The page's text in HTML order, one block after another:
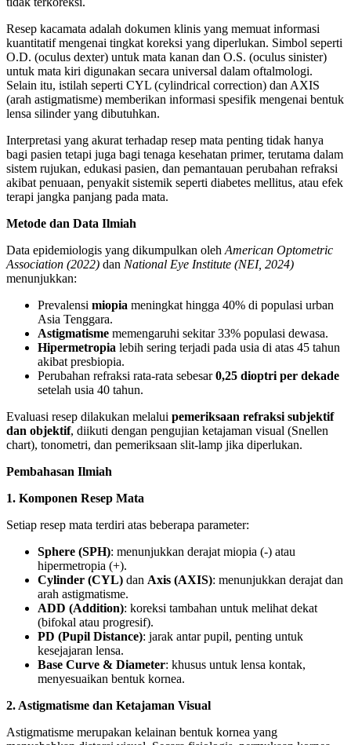
Resep kacamata adalah dokumen klinis yang memuat informasi
kuantitatif mengenai tingkat koreksi yang diperlukan. Simbol seperti
O.D. (oculus dexter) untuk mata kanan dan O.S. (oculus sinister)
untuk mata kiri digunakan secara universal dalam oftalmologi.
Selain itu, istilah seperti CYL (cylindrical correction) dan AXIS
(arah astigmatisme) memberikan informasi spesifik mengenai bentuk
lensa silinder yang dibutuhkan.
Interpretasi yang akurat terhadap resep mata penting tidak hanya
bagi pasien tetapi juga bagi tenaga kesehatan primer, terutama dalam
sistem rujukan, edukasi pasien, dan pemantauan perubahan refraksi
akibat penuaan, penyakit sistemik seperti diabetes mellitus, atau efek
terapi jangka panjang pada mata.
Metode dan Data Ilmiah
Data epidemiologis yang dikumpulkan oleh American Optometric
Association (2022) dan National Eye Institute (NEI, 2024)
menunjukkan:
Prevalensi miopia meningkat hingga 40% di populasi urban
Asia Tenggara.
Astigmatisme memengaruhi sekitar 33% populasi dewasa.
Hipermetropia lebih sering terjadi pada usia di atas 45 tahun
akibat presbiopia.
Perubahan refraksi rata-rata sebesar0,25 dioptri per dekade
setelah usia 40 tahun.
Evaluasi resep dilakukan melalui pemeriksaan refraksi subjektif
dan objektif, diikuti dengan pengujian ketajaman visual (Snellen
chart), tonometri, dan pemeriksaan slit-lamp jika diperlukan.
Pembahasan Ilmiah
1. Komponen Resep Mata
Setiap resep mata terdiri atas beberapa parameter:
Sphere (SPH): menunjukkan derajat miopia (-) atau
hipermetropia (+).
Cylinder (CYL) dan Axis (AXIS): menunjukkan derajat dan
arah astigmatisme.
ADD (Addition): koreksi tambahan untuk melihat dekat
(bifokal atau progresif).
PD (Pupil Distance): jarak antar pupil, penting untuk
kesejajaran lensa.
Base Curve & Diameter: khusus untuk lensa kontak,
menyesuaikan bentuk kornea.
2. Astigmatisme dan Ketajaman Visual
Astigmatisme merupakan kelainan bentuk kornea yang